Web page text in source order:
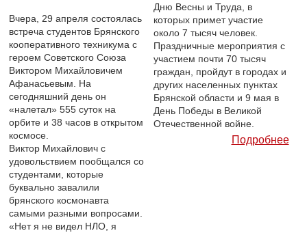
Вчера, 29 апреля состоялась
встреча студентов Брянского
кооперативного техникума с
героем Советского Союза
Виктором Михайловичем
Афанасьевым. На
сегодняшний день он
«налетал» 555 суток на
орбите и 38 часов в открытом
космосе.
Виктор Михайлович с
удовольствием пообщался со
студентами, которые
буквально завалили
брянского космонавта
самыми разными вопросами.
«Нет я не видел НЛО, я
Дню Весны и Труда, в
которых примет участие
около 7 тысяч человек.
Праздничные мероприятия с
участием почти 70 тысяч
граждан, пройдут в городах и
других населенных пунктах
Брянской области и 9 мая в
День Победы в Великой
Отечественной войне.
Подробнее